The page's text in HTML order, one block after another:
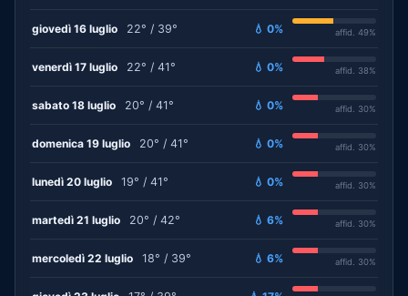
giovedì 16 luglio 22° / 39° 💧 0% affid. 49%
venerdì 17 luglio 22° / 41° 💧 0% affid. 38%
sabato 18 luglio 20° / 41° 💧 0% affid. 30%
domenica 19 luglio 20° / 41° 💧 0% affid. 30%
lunedì 20 luglio 19° / 41° 💧 0% affid. 30%
martedì 21 luglio 20° / 42° 💧 6% affid. 30%
mercoledì 22 luglio 18° / 39° 💧 6% affid. 30%